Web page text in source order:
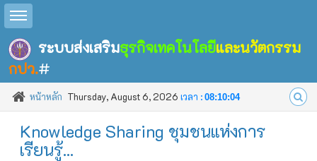
Toggle sidebar
ระบบส่งเสริมธุรกิจเทคโนโลยีและนวัตกรรม
กปว.#
หน้าหลัก Thursday, August 6, 2026 เวลา : 08:10:05
Knowledge Sharing ชุมชนแห่งการ
เรียนรู้...